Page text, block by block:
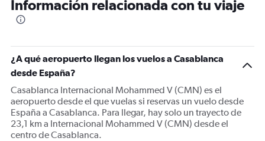
Información relacionada con tu viaje
¿A qué aeropuerto llegan los vuelos a Casablanca
desde España?
Casablanca Internacional Mohammed V (CMN) es el
aeropuerto desde el que vuelas si reservas un vuelo desde
España a Casablanca. Para llegar, hay solo un trayecto de
23,1 km a Internacional Mohammed V (CMN) desde el
centro de Casablanca.